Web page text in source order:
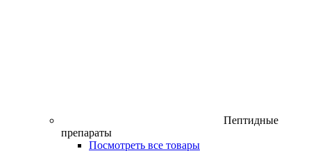
Пептидные
препараты
Посмотреть все товары